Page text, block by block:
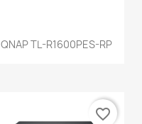
QNAP TL-R1600PES-RP
favorite_border